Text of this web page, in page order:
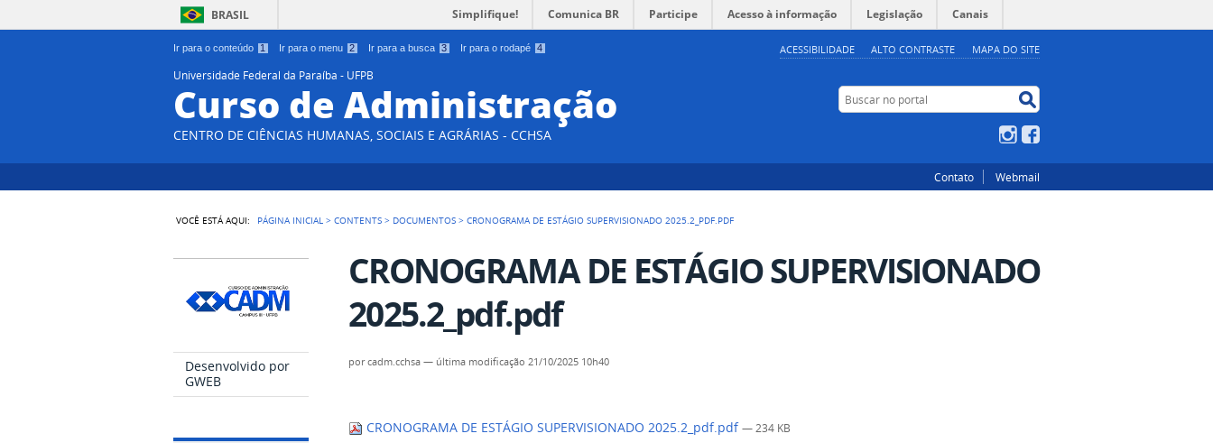
Ir para o conteúdo 1 Ir para o menu 2 Ir para a busca 3 Ir para o rodapé 4 ACESSIBILIDADE ALTO CONTRASTE MAPA DO SITE
BRASIL Simplifique! Comunica BR Participe Acesso à informação Legislação Canais
Universidade Federal da Paraíba - UFPB
Curso de Administração
CENTRO DE CIÊNCIAS HUMANAS, SOCIAIS E AGRÁRIAS - CCHSA
Buscar no portal
Instagram
Contato Webmail
VOCÊ ESTÁ AQUI: PÁGINA INICIAL >CONTENTS > DOCUMENTOS >CRONOGRAMA DE ESTÁGIO SUPERVISIONADO 2025.2_PDF.PDF
Desenvolvido por
GWEB
CRONOGRAMA DE ESTÁGIO SUPERVISIONADO
2025.2_pdf.pdf
porcadm.cchsa — última modificação 21/10/2025 10h40
CRONOGRAMA DE ESTÁGIO SUPERVISIONADO 2025.2_pdf.pdf— 234 KB